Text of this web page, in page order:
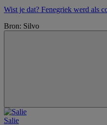
Wist je dat? Fenegriek werd als
Bron: Silvo
Salie